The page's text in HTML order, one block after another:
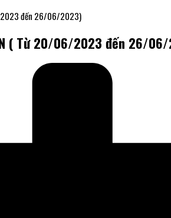
2023 đến 26/06/2023)
( Từ 20/06/2023 đến 26/